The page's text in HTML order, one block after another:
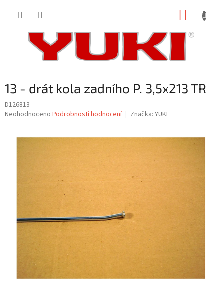
13 - drát kola zadního P. 3,5x213 TR
D126813
Průměrné
Neohodnoceno Podrobnosti hodnocení Značka: YUKI